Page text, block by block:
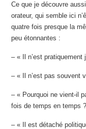
Ce que je découvre
orateur, qui semble ici
quatre fois presque la
peu étonnantes :
– « Il n’est pratiquement
– « Il n’est pas souvent
– « Pourquoi ne vient-il
fois de temps en temps
– « Il est détaché